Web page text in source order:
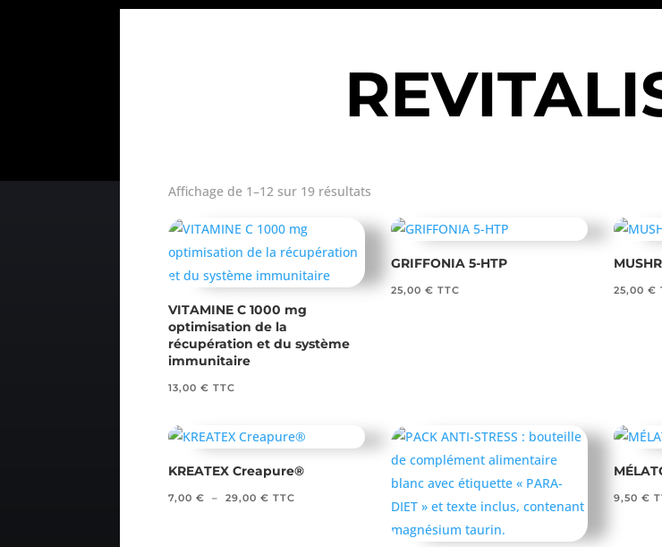
Affichage de 1–12 sur 19 résultats
VITAMINE C 1000 mg
optimisation de la
récupération et du système
immunitaire
13,00€ TTC
GRIFFONIA 5-HTP
25,00€ TTC 25,00€
KREATEX Creapure®
7,00€ – 29,00€ Plage
TTC 9,50€